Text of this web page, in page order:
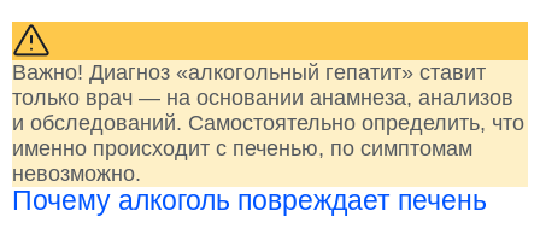
Важно! Диагноз «алкогольный гепатит» ставит
только врач — на основании анамнеза, анализов
и обследований. Самостоятельно определить, что
именно происходит с печенью, по симптомам
невозможно.
Почему алкоголь повреждает печень